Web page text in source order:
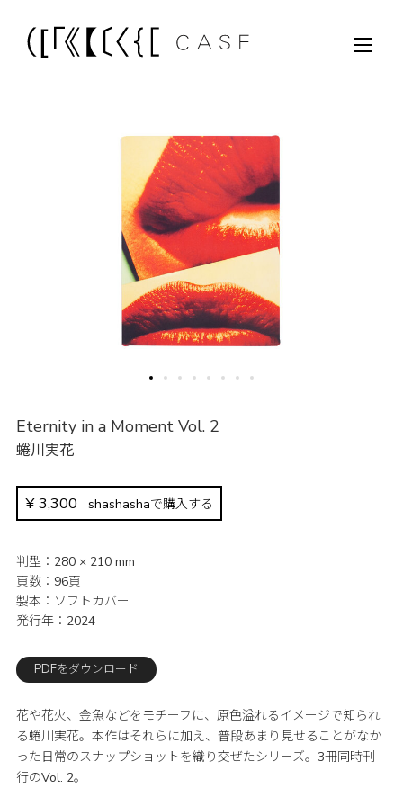
Eternity in a Moment Vol. 2
蜷川実花
¥ 3,300 shashashaで購入する
判型
280 × 210 mm
頁数
96頁
製本
ソフトカバー
発行年
2024
PDFをダウンロード
花や花火、金魚などをモチーフに、原色溢れるイメージで知られ
る蜷川実花。本作はそれらに加え、普段あまり見せることがなか
った日常のスナップショットを織り交ぜたシリーズ。3冊同時刊
行のVol. 2。